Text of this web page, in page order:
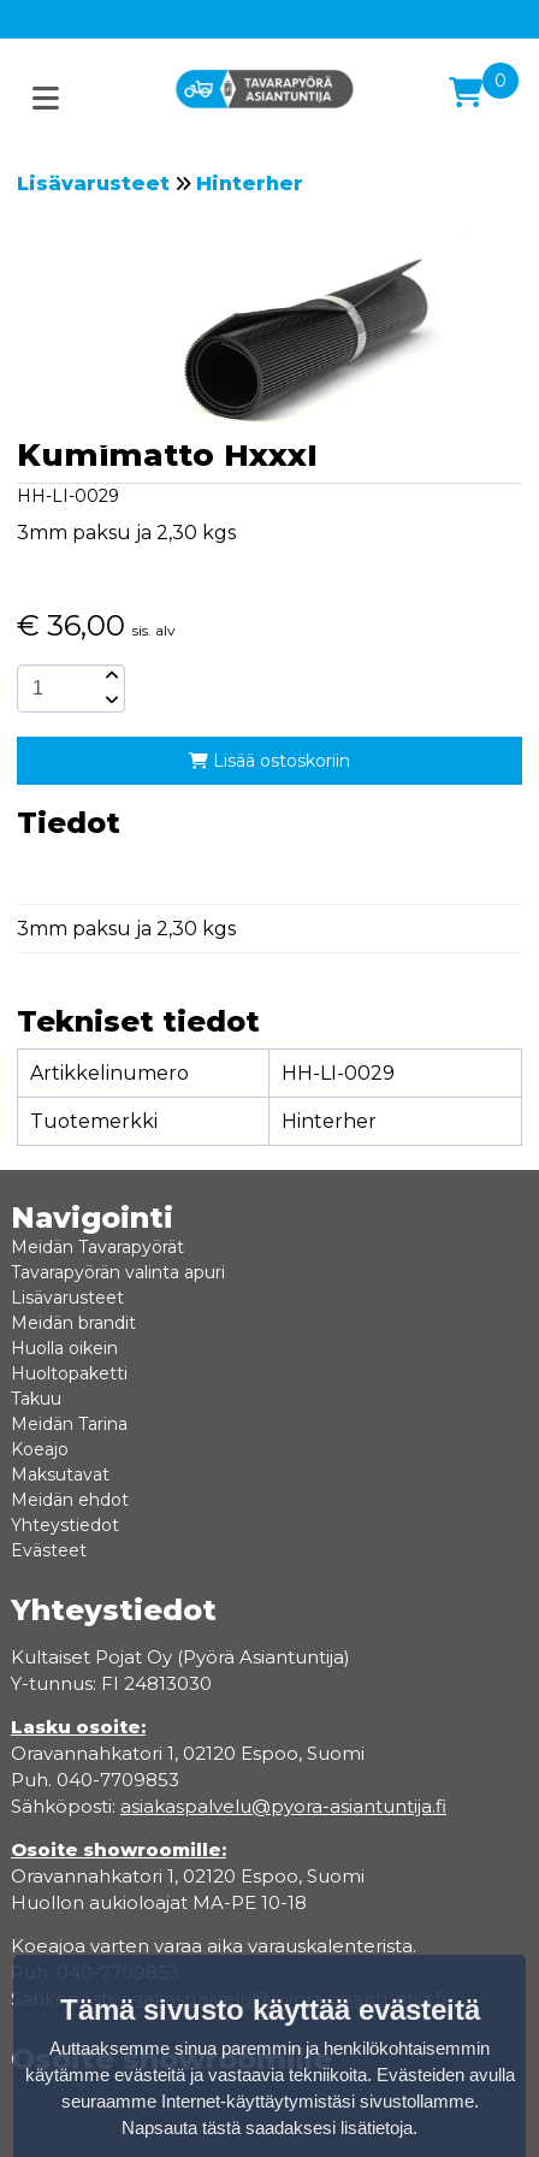
0
Lisävarusteet Hinterher
Kumimatto Hxxxl
HH-LI-0029
3mm paksu ja 2,30 kgs
€ 36,00 sis. alv
Lisää ostoskoriin
Tiedot
3mm paksu ja 2,30 kgs
Tekniset tiedot
Artikkelinumero HH-LI-0029
Tuotemerkki Hinterher
Navigointi
Meidän Tavarapyörät
Tavarapyörän valinta apuri
Lisävarusteet
Meidän brandit
Huolla oikein
Huoltopaketti
Takuu
Meidän Tarina
Koeajo
Maksutavat
Meidän ehdot
Yhteystiedot
Evästeet
Yhteystiedot
Kultaiset Pojat Oy (Pyörä Asiantuntija)
Y-tunnus: FI 24813030
Lasku osoite:
Oravannahkatori 1, 02120 Espoo, Suomi
Puh. 040-7709853
Sähköposti: asiakaspalvelu@pyora-asiantuntija.fi
Osoite showroomille:
Oravannahkatori 1, 02120 Espoo, Suomi
Huollon aukioloajat MA-PE 10-18
Koeajoa varten varaa aika varauskalenterista.
Sähköposti: asiakaspalvelu@pyora-asiantuntija.fi
Osoite showroomille
Tämä sivusto käyttää evästeitä
Auttaaksemme sinua paremmin ja henkilökohtaisemmin
käytämme evästeitä ja vastaavia tekniikoita. Evästeiden avulla
seuraamme Internet-käyttäytymistäsi sivustollamme.
Napsauta tästä saadaksesi lisätietoja.